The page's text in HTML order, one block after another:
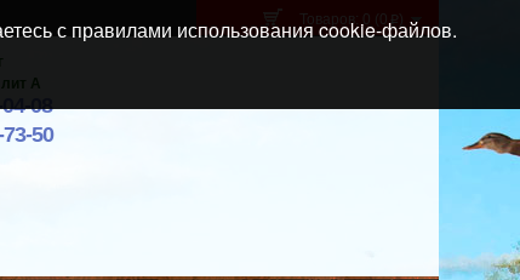
А
08
50
Товаров: 0 (0 p )
с правилами использования cookie-файлов.